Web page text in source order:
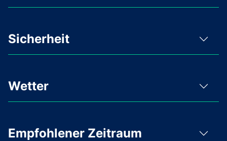
Sicherheit
Wetter
Empfohlener Zeitraum